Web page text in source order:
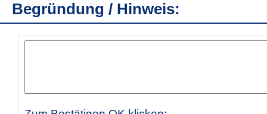
Begründung / Hinweis: